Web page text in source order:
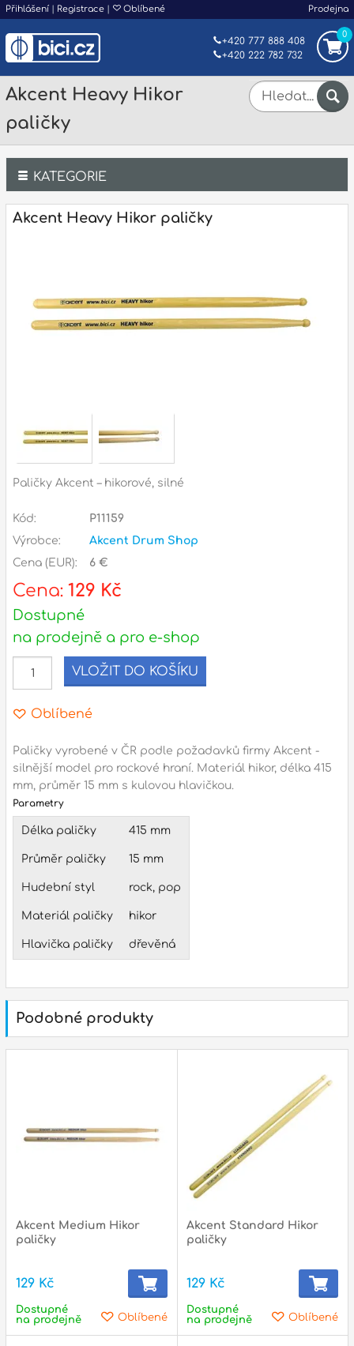
Přihlášení | Registrace | Oblíbené Prodejna
0
+420 777 888 408
+420 222 782 732
Akcent Heavy Hikor
paličky
KATEGORIE
Bicí
Dechy
Dárkové předměty
Služby
Ostatní
Naše prodejna
Adresa
Seifertova 69,
Praha 3 - 130 00 (mapa)
gsm.: +420 777 888 088
tel.: +420 222 782 732
email: prodejna@bici.cz
Otevírací doba
pondělí – pátek :10:00 – 18:00
sobota :ZAVŘENO
neděle : ZAVŘENO
státní svátky :ZAVŘENO
Akcent Heavy Hikor paličky
Paličky Akcent – hikorové, silné
Kód:
P11159
Výrobce:
Akcent Drum Shop
Cena (EUR):
6 €
Cena: 129 Kč
Dostupné
na prodejně a pro e-shop
VLOŽIT DO KOŠÍKU
Oblíbené
Paličky vyrobené v ČR podle požadavků firmy Akcent -
silnější model pro rockové hraní. Materiál hikor, délka 415
mm, průměr 15 mm s kulovou hlavičkou.
Parametry
Délka paličky 415 mm
Průměr paličky 15 mm
Hudební styl rock, pop
Materiál paličky hikor
Hlavička paličky dřevěná
Podobné produkty
Akcent Medium Hikor
paličky
129 Kč
Oblíbené
Dostupné
na prodejně
Akcent Standard Hikor
paličky
129 Kč
Oblíbené
Dostupné
na prodejně